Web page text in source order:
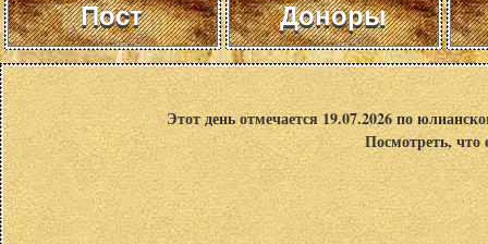
Пост Доноры
Этот день отмечается 19.07.2026 по
Посмотреть,